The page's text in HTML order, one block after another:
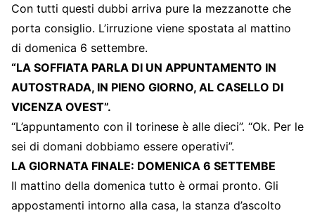
Con tutti questi dubbi arriva pure la mezzanotte che
porta consiglio. L’irruzione viene spostata al mattino
di domenica 6 settembre.
“LA SOFFIATA PARLA DI UN APPUNTAMENTO IN
AUTOSTRADA, IN PIENO GIORNO, AL CASELLO DI
VICENZA OVEST”.
“L’appuntamento con il torinese è alle dieci”. “Ok. Per le
sei di domani dobbiamo essere operativi”.
LA GIORNATA FINALE: DOMENICA 6 SETTEMBE
Il mattino della domenica tutto è ormai pronto. Gli
appostamenti intorno alla casa, la stanza d’ascolto